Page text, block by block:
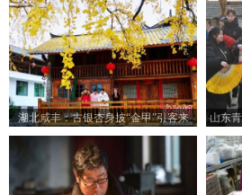
湖北咸丰：古银杏身披“金甲”引客来
山东